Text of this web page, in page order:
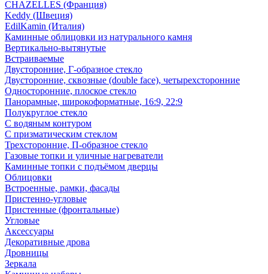
CHAZELLES (Франция)
Keddy (Швеция)
EdilKamin (Италия)
Каминные облицовки из натурального камня
Вертикально-вытянутые
Встраиваемые
Двусторонние, Г-образное стекло
Двусторонние, сквозные (double face), четырехсторонние
Односторонние, плоское стекло
Панорамные, широкоформатные, 16:9, 22:9
Полукруглое стекло
С водяным контуром
С призматическим стеклом
Трехсторонние, П-образное стекло
Газовые топки и уличные нагреватели
Каминные топки с подъёмом дверцы
Облицовки
Встроенные, рамки, фасады
Пристенно-угловые
Пристенные (фронтальные)
Угловые
Аксессуары
Декоративные дрова
Дровницы
Зеркала